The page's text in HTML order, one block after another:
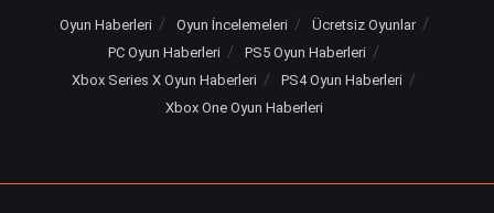
Oyun Haberleri Oyun İncelemeleri
Ücretsiz Oyunlar
PC Oyun Haberleri
PS5 Oyun Haberleri
Xbox Series X Oyun Haberleri
PS4 Oyun Haberleri
Xbox One Oyun Haberleri